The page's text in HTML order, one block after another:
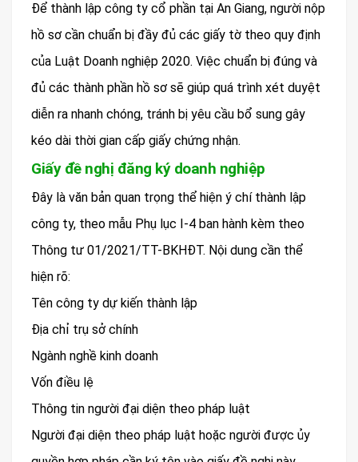
Để thành lập công ty cổ phần tại An Giang, người nộp
hồ sơ cần chuẩn bị đầy đủ các giấy tờ theo quy định
của Luật Doanh nghiệp 2020. Việc chuẩn bị đúng và
đủ các thành phần hồ sơ sẽ giúp quá trình xét duyệt
diễn ra nhanh chóng, tránh bị yêu cầu bổ sung gây
kéo dài thời gian cấp giấy chứng nhận.
Giấy đề nghị đăng ký doanh nghiệp
Đây là văn bản quan trọng thể hiện ý chí thành lập
công ty, theo mẫu Phụ lục I-4 ban hành kèm theo
Thông tư 01/2021/TT-BKHĐT. Nội dung cần thể
hiện rõ:
Tên công ty dự kiến thành lập
Địa chỉ trụ sở chính
Ngành nghề kinh doanh
Vốn điều lệ
Thông tin người đại diện theo pháp luật
Người đại diện theo pháp luật hoặc người được ủy